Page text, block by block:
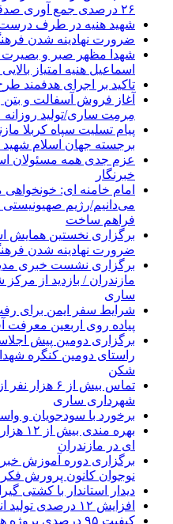
۲۶ درصدی جمع آوری صدقه
شهید هنیه در طرف درست
ضرورت نهادینه شدن
شهدا مظهر صبر و بصیرت
اسماعیل هنیه امتیاز بالایی
تاکید بر اجرای هدفمند
آغاز فروش آسفالت و بتن
مِرمِت ساری/تولید روزانه ۲۵۰ تن آسفالت
پیام تسلیت سپاه کربلا
برجسته جهان اسلام شهید
عزم جدی همه مسئولان
خبرنگار
امام خامنه ای:
می‌دانیم/رژیم
فراهم ساخت
برگزاری نخستین همایش
ضرورت نهادینه شدن
برگزاری نشست خبری
ساری
شرایط سفر ایمن برای
پیاده روی اربعین معرفت
برگزاری دومین پیش
راستای دومین کنگره
شکن
شهرداری ساری
برخورد با سودجویان و
بهره
ای در مازندران
برگزاری دوره آموزش
نوجوان کانون پرورش
دیدار استاندار با کشتی
افزایش ۱۲ درصدی تولید انرژی خالص در نیروگاه نکا
کیفیت ۹۵ درصدی پروژه های شهرداری ساری